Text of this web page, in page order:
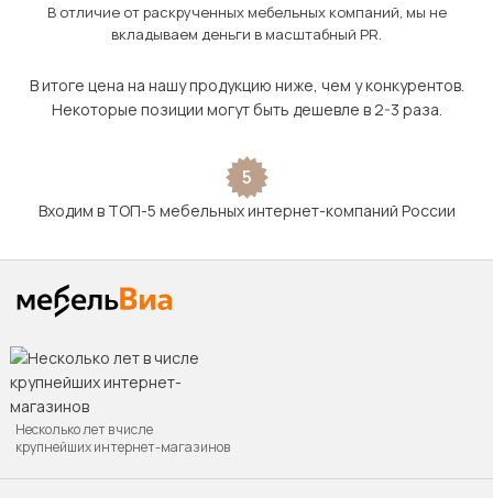
В отличие от раскрученных мебельных компаний, мы не
вкладываем деньги в масштабный PR.
В итоге цена на нашу продукцию ниже, чем у конкурентов.
Некоторые позиции могут быть дешевле в 2-3 раза.
5
Входим в ТОП-5 мебельных интернет-компаний России
Несколько лет в числе
крупнейших интернет-магазинов